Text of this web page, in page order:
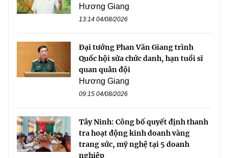
Hương Giang
13:14 04/08/2026
Đại tướng Phan Văn Giang trình
Quốc hội sửa chức danh, hạn tuổi sĩ
quan quân đội
Hương Giang
09:15 04/08/2026
Tây Ninh: Công bố quyết định thanh
tra hoạt động kinh doanh vàng
trang sức, mỹ nghệ tại 5 doanh
nghiệp